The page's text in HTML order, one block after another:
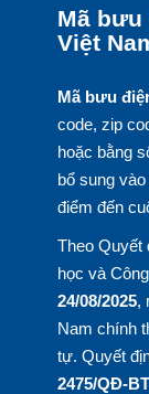
Mã
Việt
Mã bưu
code, zip
hoặc bằng
bổ sung
điểm đến
Theo Quyết
học và
24/08/2025,
Nam chính
tự. Quyết
2475/QĐ-